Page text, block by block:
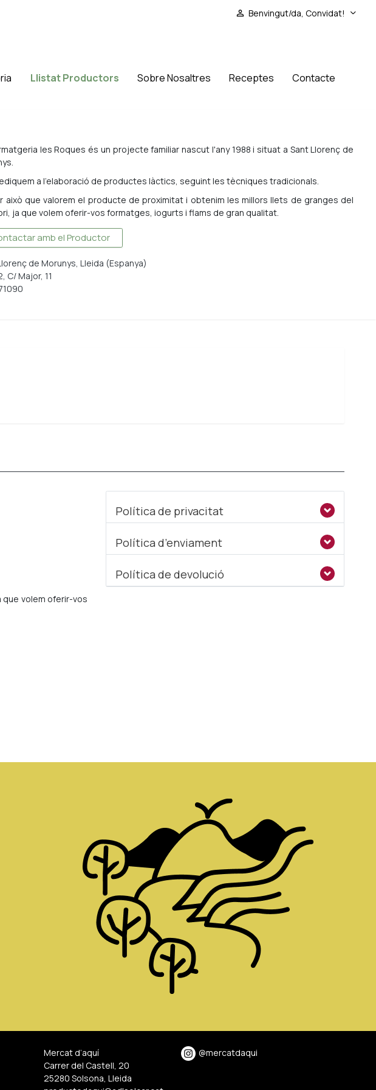
perm_identity Benvingut/da, Convidat!
Llistat Productors Sobre Nosaltres Receptes Contacte
les Roques és un projecte familiar nascut l'any 1988 i situat a Sant Llorenç de
a l'elaboració de productes làctics, seguint les tècniques tradicionals.
això que valorem el producte de proximitat i obtenim les millors llets de granges del
ja que volem oferir-vos formatges, iogurts i flams de gran qualitat.
amb el Productor
de Morunys, Lleida (Espanya)
C/ Major, 11
que volem oferir-vos
Política de privacitat
Política d’enviament
Política de devolució
Mercat d’aquí
Carrer del Castell, 20
25280 Solsona, Lleida
@mercatdaqui